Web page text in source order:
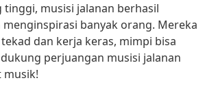
musisi jalanan berhasil
banyak orang. Mereka
dan kerja keras, mimpi bisa
perjuangan musisi jalanan
musik!